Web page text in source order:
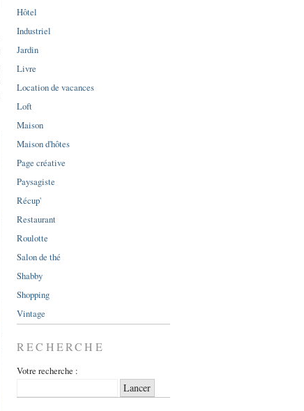
Hôtel
Industriel
Jardin
Livre
Location de vacances
Loft
Maison
Maison d'hôtes
Page créative
Paysagiste
Récup'
Restaurant
Roulotte
Salon de thé
Shabby
Shopping
Vintage
RECHERCHE
Votre recherche :